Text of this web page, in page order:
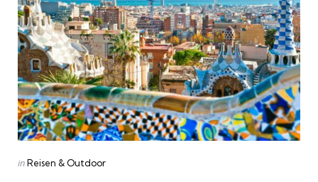
Categories
Posted
inReisen & Outdoor